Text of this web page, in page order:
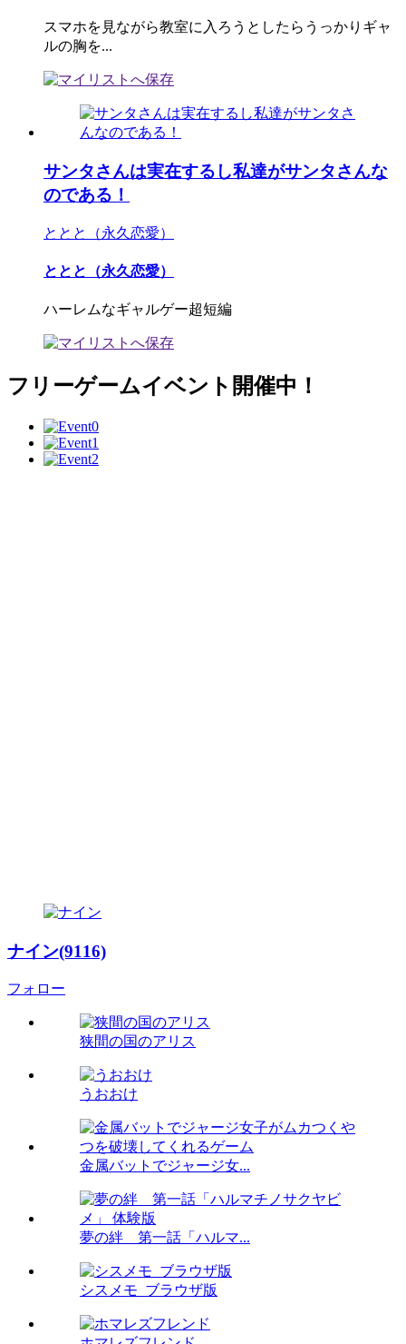
スマホを見ながら教室に入ろうとしたらうっかりギャ
ルの胸を...
サンタさんは実在するし私達がサンタさんな
のである！
ととと（永久恋愛）
ととと（永久恋愛）
ハーレムなギャルゲー超短編
フリーゲームイベント開催中！
ナイン(9116)
フォロー
狭間の国のアリス
うおおけ
金属バットでジャージ女...
夢の絆 第一話「ハルマ...
シスメモ_ブラウザ版